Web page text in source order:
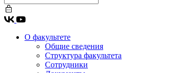
О факультете
Общие сведения
Структура факультета
Сотрудники